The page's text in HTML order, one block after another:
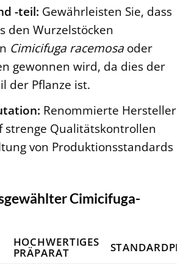
-teil: Gewährleisten Sie, dass
den Wurzelstöcken
Cimicifuga racemosa oder
gewonnen wird, da dies der
der Pflanze ist.
Renommierte Hersteller
strenge Qualitätskontrollen
von Produktionsstandards
Cimicifuga-
HOCHWERTIGES
PRÄPARAT